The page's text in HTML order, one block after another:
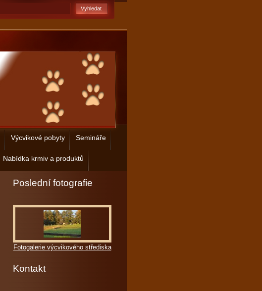
Výcvikové pobyty Semináře
Nabídka krmiv a produktů
Poslední fotografie
Fotogalerie výcvikového střediska
Kontakt